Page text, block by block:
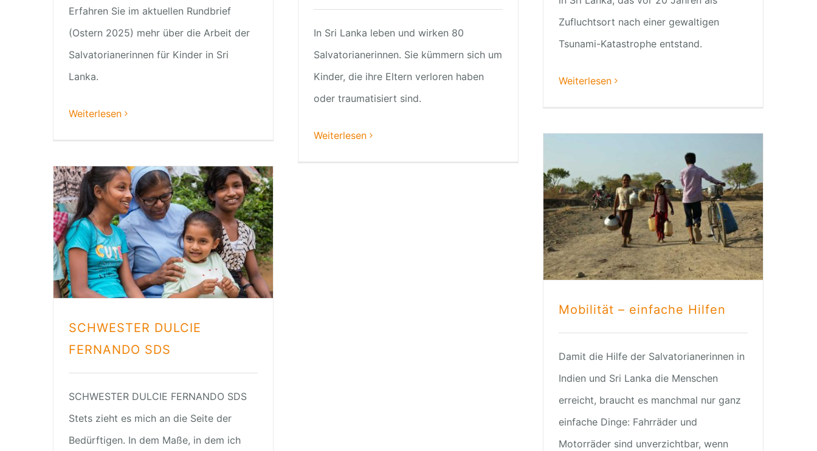
Erfahren Sie im aktuellen Rundbrief
(Ostern 2025) mehr über die Arbeit der
Salvatorianerinnen für Kinder in Sri
Lanka.
Weiterlesen
In Sri Lanka leben und wirken 80
Salvatorianerinnen. Sie kümmern sich um
Kinder, die ihre Eltern verloren haben
oder traumatisiert sind.
Weiterlesen
Zufluchtsort nach einer gewaltigen
Tsunami-Katastrophe entstand.
Weiterlesen
Mobilität – einfache Hilfen
Damit die Hilfe der Salvatorianerinnen in
Indien und Sri Lanka die Menschen
erreicht, braucht es manchmal nur ganz
einfache Dinge: Fahrräder und
Motorräder sind unverzichtbar, wenn
SCHWESTER DULCIE
SCHWESTER DULCIE
FERNANDO SDS
SCHWESTER DULCIE FERNANDO SDS
Stets zieht es mich an die Seite der
Bedürftigen. In dem Maße, in dem ich